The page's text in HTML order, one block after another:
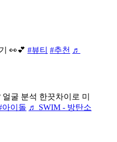
👀💕 #뷰티 #추천 ♬
굴 분석 한끗차이로 미
아이돌 ♬ SWIM - 방탄소